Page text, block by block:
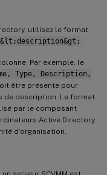
utilisez le format
Par exemple, le
Type, Description,
être présente pour
de description. Le format
par le composant
Active Directory
d’organisation.